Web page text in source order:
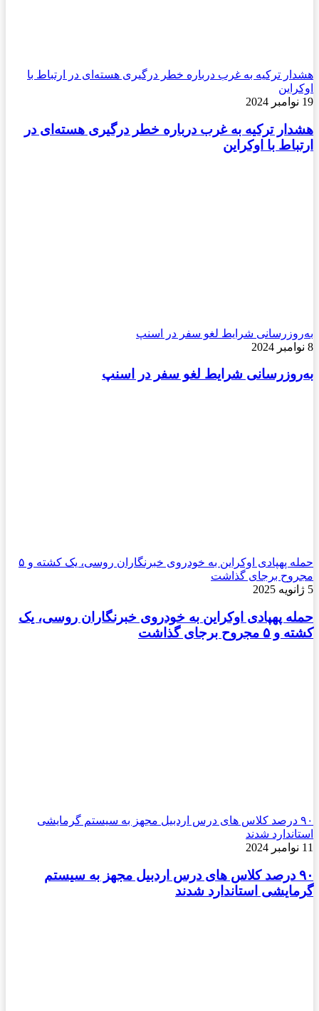
هشدار ترکیه به غرب درباره خطر درگیری هسته‌ای در ارتباط با
اوکراین
19 نوامبر 2024
هشدار ترکیه به غرب درباره خطر درگیری هسته‌ای در
ارتباط با اوکراین
به‌روزرسانی شرایط لغو سفر در اسنپ
8 نوامبر 2024
به‌روزرسانی شرایط لغو سفر در اسنپ
حمله پهپادی اوکراین به خودروی خبرنگاران روسی، یک کشته و ۵
مجروح برجای گذاشت
5 ژانویه 2025
حمله پهپادی اوکراین به خودروی خبرنگاران روسی، یک
کشته و ۵ مجروح برجای گذاشت
۹۰ درصد کلاس های درس اردبیل مجهز به سیستم گرمایشی
استاندارد شدند
11 نوامبر 2024
۹۰ درصد کلاس های درس اردبیل مجهز به سیستم
گرمایشی استاندارد شدند